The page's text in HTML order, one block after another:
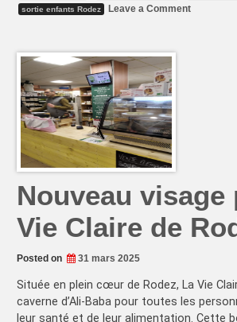
sortie enfants Rodez Leave a Commenton
Nouveau visage
Vie Claire de
Posted on 31 mars 2025
Située en plein cœur de Rodez, La Vie
caverne d’Ali-Baba pour toutes les
leur santé et de leur alimentation. Cette